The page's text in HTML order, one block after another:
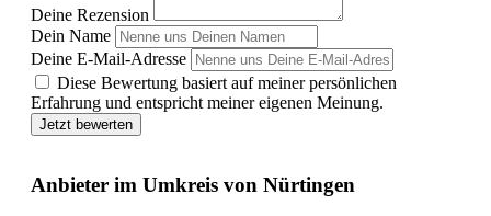
Deine Rezension
Dein Name
Deine E-Mail-Adresse
Diese Bewertung basiert auf meiner persönlichen
Erfahrung und entspricht meiner eigenen Meinung.
Jetzt bewerten
Anbieter im Umkreis von Nürtingen